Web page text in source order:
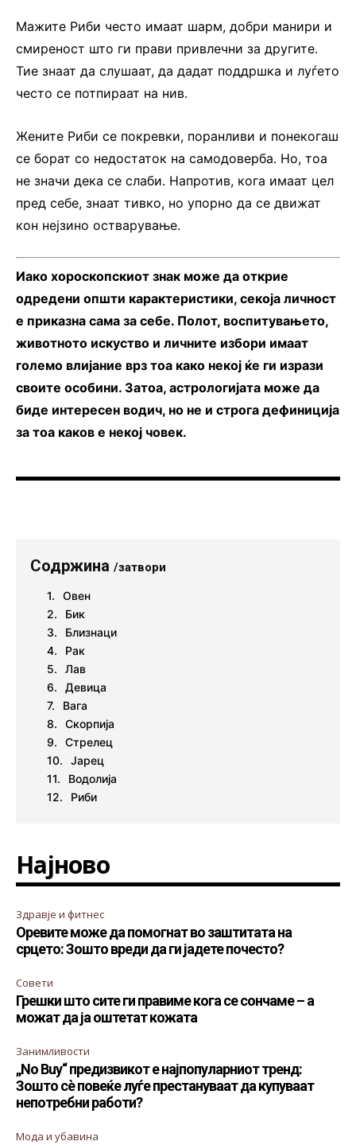
Мажите Риби често имаат шарм, добри манири и
смиреност што ги прави привлечни за другите.
Тие знаат да слушаат, да дадат поддршка и луѓето
често се потпираат на нив.
Жените Риби се покревки, поранливи и понекогаш
се борат со недостаток на самодоверба. Но, тоа
не значи дека се слаби. Напротив, кога имаат цел
пред себе, знаат тивко, но упорно да се движат
кон нејзино остварување.
Иако хороскопскиот знак може да открие
одредени општи карактеристики, секоја личност
е приказна сама за себе. Полот, воспитувањето,
животното искуство и личните избори имаат
големо влијание врз тоа како некој ќе ги изрази
своите особини. Затоа, астрологијата може да
биде интересен водич, но не и строга дефиниција
за тоа каков е некој човек.
Содржина /затвори
Овен
Бик
Близнаци
Рак
Лав
Девица
Вага
Скорпија
Стрелец
Јарец
Водолија
Риби
Најново
Здравје и фитнес
Оревите може да помогнат во заштитата на
срцето: Зошто вреди да ги јадете почесто?
Совети
Грешки што сите ги правиме кога се сончаме – а
можат да ја оштетат кожата
Занимливости
„No Buy“ предизвикот е најпопуларниот тренд:
Зошто сè повеќе луѓе престануваат да купуваат
непотребни работи?
Мода и убавина